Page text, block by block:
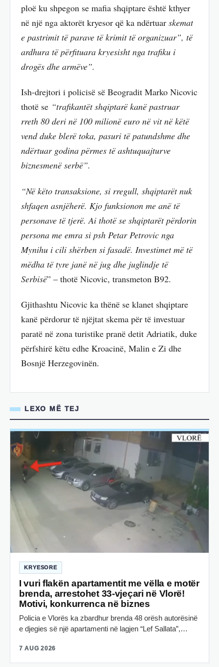
ploë ku shpegon se mafia shqiptare është kthyer
në një nga aktorët kryesor që ka ndërtuar skemat
e pastrimit të parave të krimit të organizuar”, të
ardhura të përfituara kryesisht nga trafiku i
drogës dhe armëve”.
Ish-drejtori i policisë së Beogradit Marko Nicovic
thotë se “trafikantët shqiptarë kanë pastruar
rreth 80 deri në 100 milionë euro në vit në këtë
vend duke blerë toka, pasuri të patundshme dhe
ndërtuar godina përmes të ashtuquajturve
biznesmenë serbë”.
“Në këto transaksione, si rregull, shqiptarët nuk
shfaqen asnjëherë. Kjo funksionon me anë të
personave të tjerë. Ai thotë se shqiptarët përdorin
persona me emra si psh Petar Petrovic nga
Mynihu i cili shërben si fasadë. Investimet më të
mëdha të tyre janë në jug dhe juglindje të
Serbisë” – thotë Nicovic, transmeton B92.
Gjithashtu Nicovic ka thënë se klanet shqiptare
kanë përdorur të njëjtat skema për të investuar
paratë në zona turistike pranë detit Adriatik, duke
përfshirë këtu edhe Kroacinë, Malin e Zi dhe
Bosnjë Herzegovinën.
LEXO MË TEJ
KRYESORE
I vuri flakën apartamentit me vëlla e motër
brenda, arrestohet 33-vjeçari në Vlorë!
Motivi, konkurrenca në biznes
Policia e Vlorës ka zbardhur brenda 48 orësh autorësinë
e djegies së një apartamenti në lagjen “Lef Sallata”,…
7 AUG 2026